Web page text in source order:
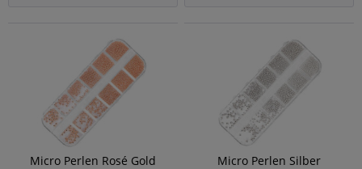
Micro Perlen Rosé Gold Micro Perlen Silber